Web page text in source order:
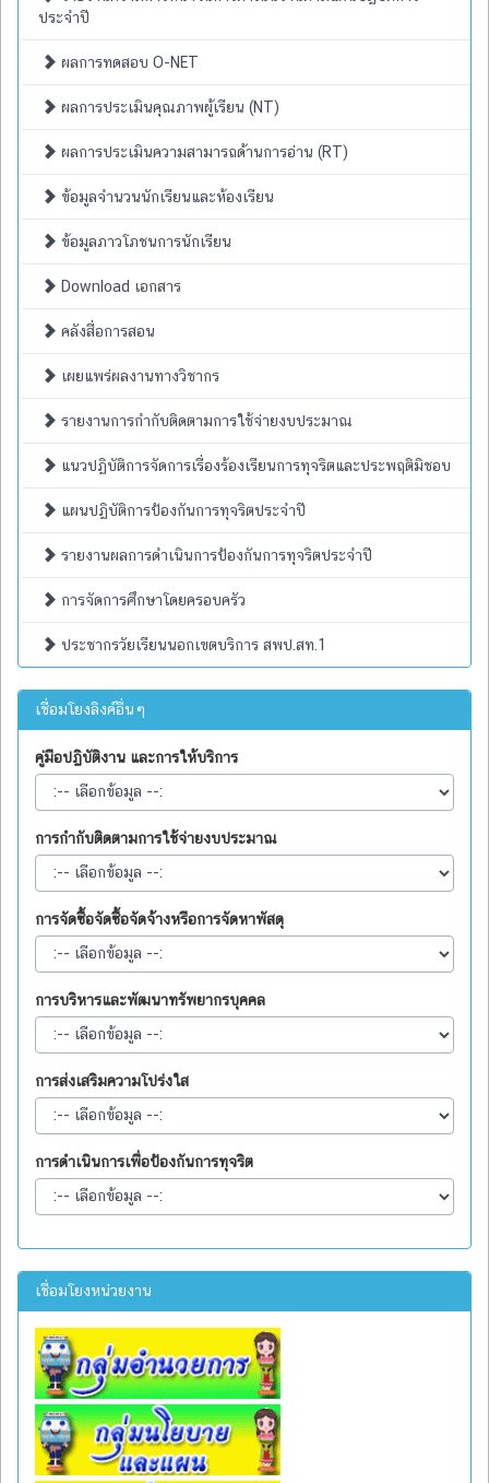
ประจำปี
ผลการทดสอบ O-NET
ผลการประเมินคุณภาพผู้เรียน (NT)
ผลการประเมินความสามารถด้านการอ่าน (RT)
ข้อมูลจำนวนนักเรียนและห้องเรียน
ข้อมูลภาวโภชนการนักเรียน
Download เอกสาร
คลังสื่อการสอน
เผยแพร่ผลงานทางวิชากร
รายงานการกำกับติดตามการใช้จ่ายงบประมาณ
แนวปฏิบัติการจัดการเรื่องร้องเรียนการทุจริตและประพฤติมิชอบ
แผนปฏิบัติการป้องกันการทุจริตประจำปี
รายงานผลการดำเนินการป้องกันการทุจริตประจำปี
การจัดการศึกษาโดยครอบครัว
ประชากรวัยเรียนนอกเขตบริการ สพป.สท.1
เชื่อมโยงลิงค์อื่นๆ
คู่มือปฏิบัติงาน และการให้บริการ
การกำกับติดตามการใช้จ่ายงบประมาณ
การจัดซื้อจัดซื้อจัดจ้างหรือการจัดหาพัสดุ
การบริหารและพัฒนาทรัพยากรบุคคล
การส่งเสริมความโปร่งใส
การดำเนินการเพื่อป้องกันการทุจริต
เชื่อมโยงหน่วยงาน